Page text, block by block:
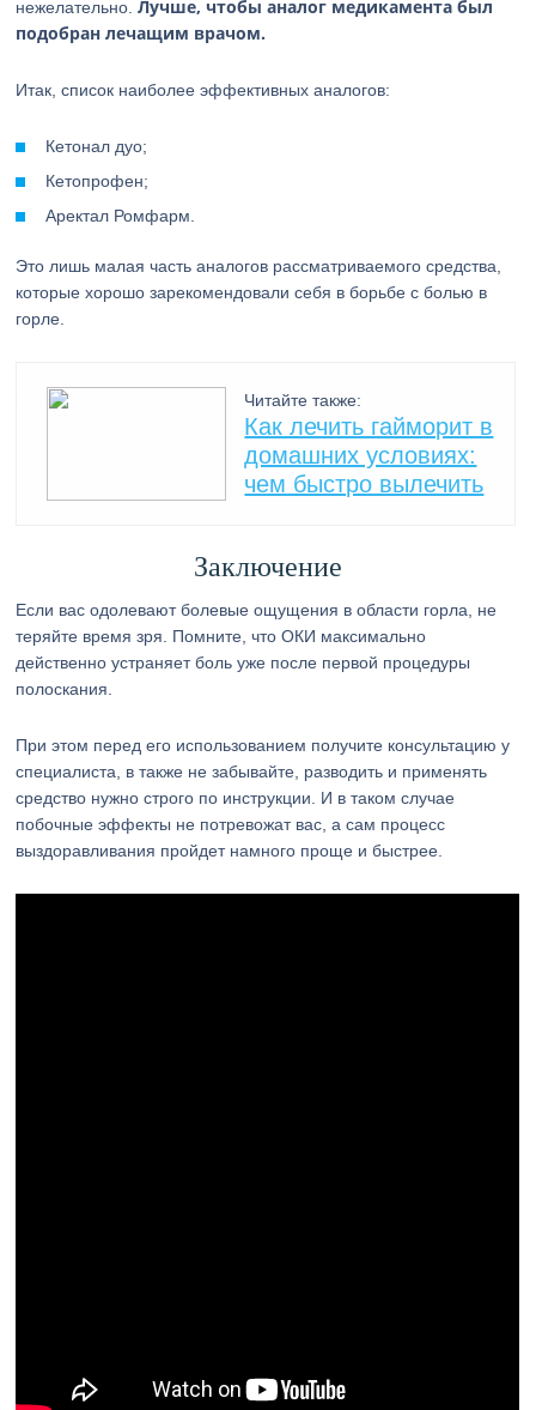
нежелательно.Лучше, чтобы аналог медикамента был
подобран лечащим врачом.
Итак, список наиболее эффективных аналогов:
Кетонал дуо;
Кетопрофен;
Аректал Ромфарм.
Это лишь малая часть аналогов рассматриваемого средства,
которые хорошо зарекомендовали себя в борьбе с болью в
горле.
Читайте также:
Как лечить гайморит в
домашних условиях:
чем быстро вылечить
Заключение
Если вас одолевают болевые ощущения в области горла, не
теряйте время зря. Помните, что ОКИ максимально
действенно устраняет боль уже после первой процедуры
полоскания.
При этом перед его использованием получите консультацию у
специалиста, в также не забывайте, разводить и применять
средство нужно строго по инструкции. И в таком случае
побочные эффекты не потревожат вас, а сам процесс
выздоравливания пройдет намного проще и быстрее.